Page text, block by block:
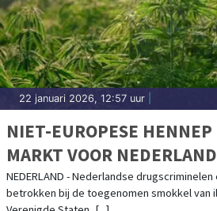
22 januari 2026, 12:57 uur
NIET-EUROPESE HENNEP
MARKT VOOR
DRUGSCRIMINELEN
NEDERLAND - Nederlandse
betrokken bij de toegenomen smokkel van